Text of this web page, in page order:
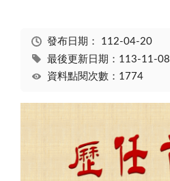
發布日期： 112-04-20
最後更新日期：113-11-08
資料點閱次數：1774